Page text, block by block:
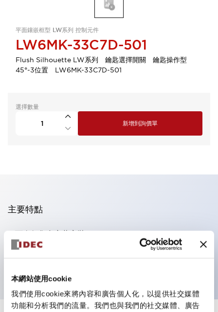
本網站使用cookie
我們使用cookie來將內容和廣告個人化，以提供社交媒體
功能和分析我們的流量。我們也與我們的社交媒體、廣告
平面鑲嵌框型 LW系列 控制元件
LW6MK-33C7D-501
Flush Silhouette LW系列 鑰匙選擇開關 鑰匙操作型
45°-3位置 LW6MK-33C7D-501
選擇數量
新增到詢價單
主要特點
可進行集合密著安裝
附鎖選擇開關採用高安全性的彈子鎖結構